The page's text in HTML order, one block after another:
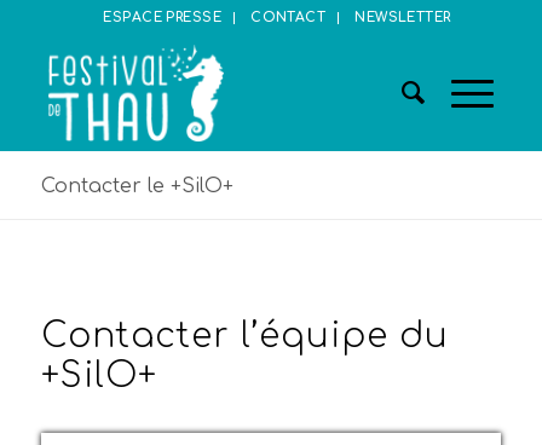
ESPACE PRESSE CONTACT NEWSLETTER
Contacter le +SilO+
Contacter l’équipe du
+SilO+